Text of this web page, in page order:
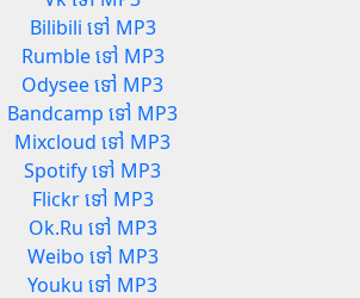
Bilibili ទៅ MP3
Rumble ទៅ MP3
Odysee ទៅ MP3
Bandcamp ទៅ MP3
Mixcloud ទៅ MP3
Spotify ទៅ MP3
Flickr ទៅ MP3
Ok.Ru ទៅ MP3
Weibo ទៅ MP3
Youku ទៅ MP3